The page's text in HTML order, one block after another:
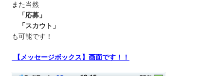
また当然
「応募」
「スカウト」
も可能です！
【メッセージボックス】画面です！！